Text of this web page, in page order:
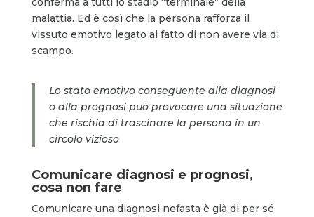
malattia. Ed è così che la persona rafforza il
vissuto emotivo legato al fatto di non avere via di
scampo.
Lo stato emotivo conseguente alla diagnosi
o alla prognosi può provocare una situazione
che rischia di trascinare la persona in un
circolo vizioso
Comunicare diagnosi e prognosi,
cosa non fare
Comunicare una diagnosi nefasta è già di per sé